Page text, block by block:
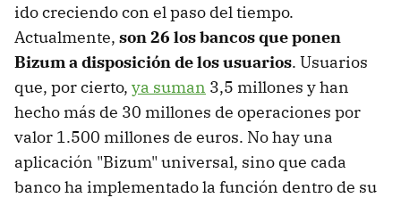
ido creciendo con el paso del tiempo.
Actualmente, son 26 los bancos que ponen
Bizum a disposición de los usuarios. Usuarios
que, por cierto, ya suman 3,5 millones y han
hecho más de 30 millones de operaciones por
valor 1.500 millones de euros. No hay una
aplicación "Bizum" universal, sino que cada
banco ha implementado la función dentro de su